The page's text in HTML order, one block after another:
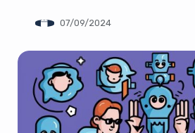
Google, Ask Photos, ce rêve devient
l’intelligence artificielle, transforme
recherche de photos, vous
07/09/2024